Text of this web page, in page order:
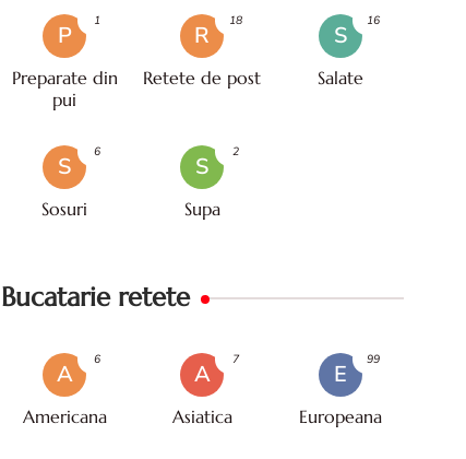
P
Preparate din
pui
1
R
Retete de post
18
S
Salate
16
S
Sosuri
6
S
Supa
2
Bucatarie retete
A
Americana
6
A
Asiatica
7
E
Europeana
99